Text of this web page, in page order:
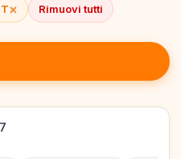
× Rimuovi tutti